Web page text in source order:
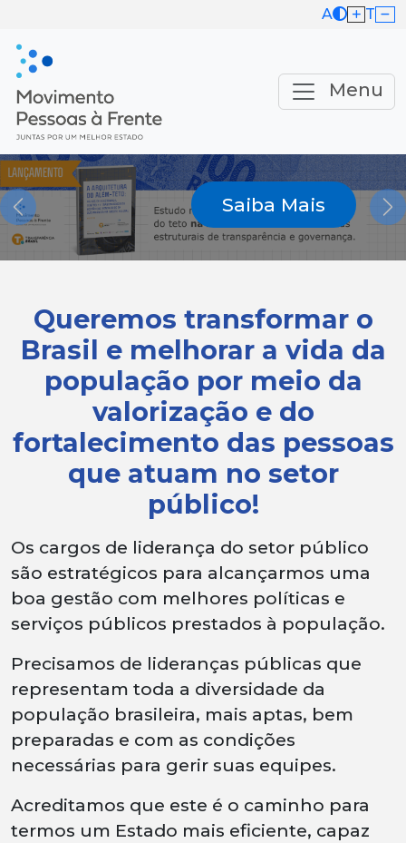
A T
Menu
Saiba Mais
Previous
Queremos transformar o
Brasil e melhorar a vida da
população por meio da
valorização e do
fortalecimento das pessoas
que atuam no setor
público!
Os cargos de liderança do setor público
são estratégicos para alcançarmos uma
boa gestão com melhores políticas e
serviços públicos prestados à população.
Precisamos de lideranças públicas que
representam toda a diversidade da
população brasileira, mais aptas, bem
preparadas e com as condições
necessárias para gerir suas equipes.
Acreditamos que este é o caminho para
termos um Estado mais eficiente, capaz